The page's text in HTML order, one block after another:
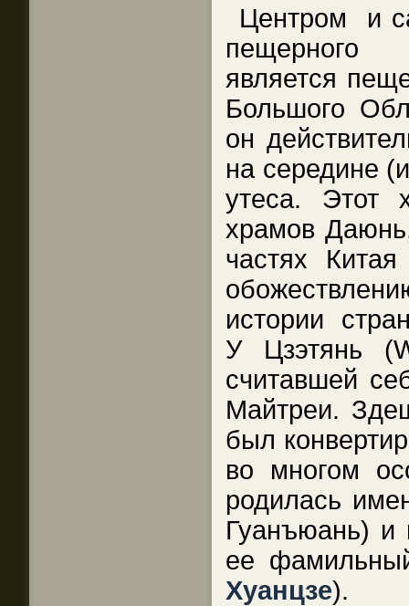
Центром и
пещерного
является
Большого
он
на середине
утеса. Этот
храмов
частях
истории
У Цзэтянь
считавшей
Майтреи.
был
во многом
родилась
Гуанъюань) и
ее
Хуанцзе).